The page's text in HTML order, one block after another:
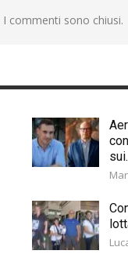
I commenti sono chiusi.